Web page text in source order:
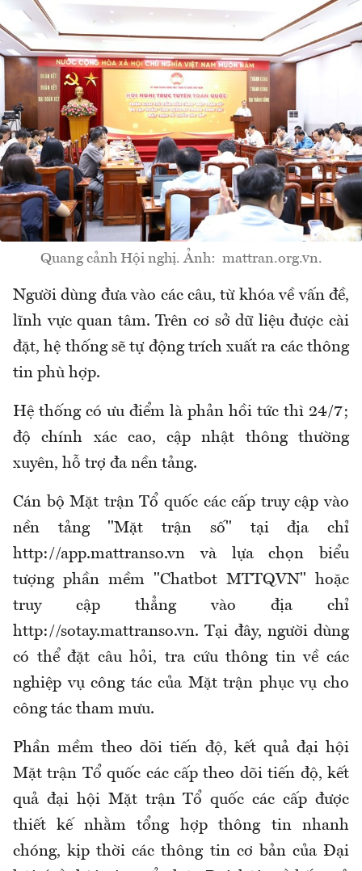
Quang cảnh Hội nghị. Ảnh: mattran.org.vn.
Người dùng đưa vào các câu, từ khóa về vấn đề,
lĩnh vực quan tâm. Trên cơ sở dữ liệu được cài
đặt, hệ thống sẽ tự động trích xuất ra các thông
tin phù hợp.
Hệ thống có ưu điểm là phản hồi tức thì 24/7;
độ chính xác cao, cập nhật thông thường
xuyên, hỗ trợ đa nền tảng.
Cán bộ Mặt trận Tổ quốc các cấp truy cập vào
nền tảng "Mặt trận số" tại địa chỉ
http://app.mattranso.vn và lựa chọn biểu
tượng phần mềm "Chatbot MTTQVN" hoặc
truy cập thẳng vào địa chỉ
http://sotay.mattranso.vn. Tại đây, người dùng
có thể đặt câu hỏi, tra cứu thông tin về các
nghiệp vụ công tác của Mặt trận phục vụ cho
công tác tham mưu.
Phần mềm theo dõi tiến độ, kết quả đại hội
Mặt trận Tổ quốc các cấp theo dõi tiến độ, kết
quả đại hội Mặt trận Tổ quốc các cấp được
thiết kế nhằm tổng hợp thông tin nhanh
chóng, kịp thời các thông tin cơ bản của Đại